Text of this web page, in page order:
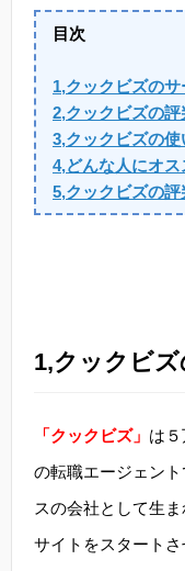
目次
1,クックビズの
2,クックビズの評
3,クックビズの使
4,どんな人にオス
5,クックビズの
1,クックビ
「クックビズ」 は
の転職エージェン
スの会社として生
サイトをスタートさ